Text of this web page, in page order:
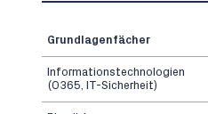
Grundlagenfächer
Informationstechnologien
(O365, IT-Sicherheit)